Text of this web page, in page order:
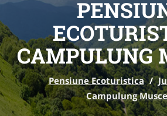
CAMPULUNG
Pensiune Ecoturistica /
Campulung